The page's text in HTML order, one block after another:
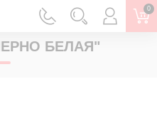
0
ВЫПУСКНОЙ
БЕЛАЯ"